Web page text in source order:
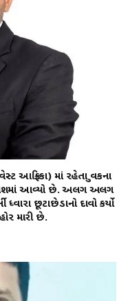
આફ્રિકા) માં રહેતા યુવકના
આવ્યો છે. અલગ અલગ
છૂટાછેડાનો દાવો કર્યો
મારી છે.